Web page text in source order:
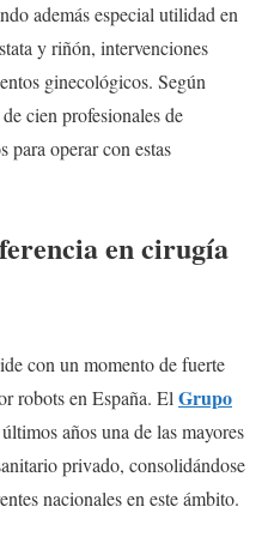
además especial utilidad en
y riñón, intervenciones
ginecológicos. Según
cien profesionales de
para operar con estas
en cirugía
con un momento de fuerte
robots en España. El Grupo
años una de las mayores
privado, consolidándose
nacionales en este ámbito.